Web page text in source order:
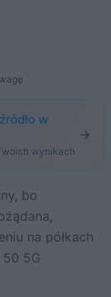
w
wynikach
na półkach
5G